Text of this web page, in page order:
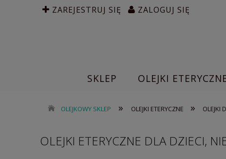
ZAREJESTRUJ SIĘ ZALOGUJ SIĘ
SKLEP OLEJKI
OLEJKOWY SKLEP » OLEJKI ETERYCZNE » OLEJKI
OLEJKI ETERYCZNE DLA DZIECI,